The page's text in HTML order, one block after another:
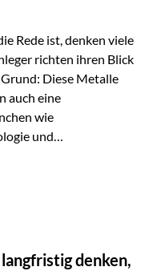
Rede ist, denken viele
richten ihren Blick
Diese Metalle
auch eine
wie
und
Angebot und
Silber, Platin und
entsteht nicht
denken,